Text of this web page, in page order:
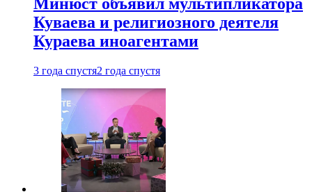
Куваева и религиозного деятеля
Кураева иноагентами
3 года спустя2 года спустя